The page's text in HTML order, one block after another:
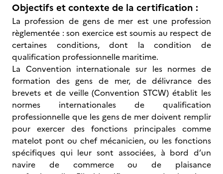
Objectifs et contexte de la certification :
La profession de gens de mer est une profession
règlementée : son exercice est soumis au respect de
certaines conditions, dont la condition de
qualification professionnelle maritime.
La Convention internationale sur les normes de
formation des gens de mer, de délivrance des
brevets et de veille (Convention STCW) établit les
normes internationales de qualification
professionnelle que les gens de mer doivent remplir
pour exercer des fonctions principales comme
matelot pont ou chef mécanicien, ou les fonctions
spécifiques qui leur sont associées, à bord d’un
navire de commerce ou de plaisance